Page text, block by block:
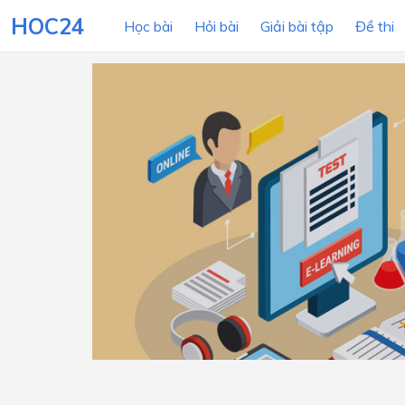
HOC24 Học bài Hỏi bài Giải bài tập Đề thi
LỚP HỌC
Lớp 12
Lớp 8
Lớp 7